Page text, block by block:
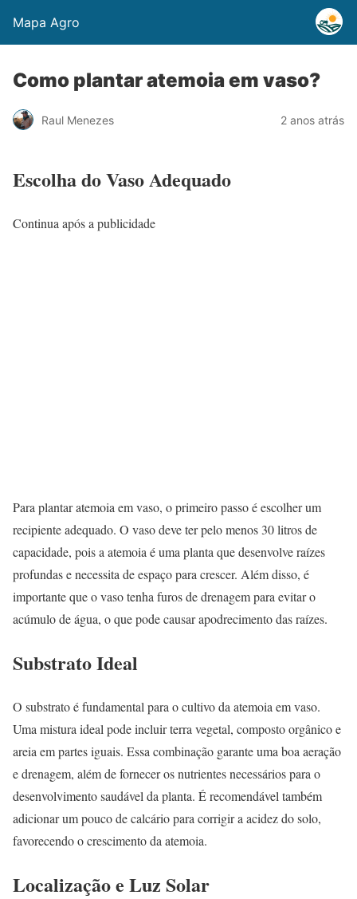
Mapa Agro
Como plantar atemoia em vaso?
Raul Menezes 2 anos atrás
Escolha do Vaso Adequado
Continua após a publicidade
Para plantar atemoia em vaso, o primeiro passo é escolher um
recipiente adequado. O vaso deve ter pelo menos 30 litros de
capacidade, pois a atemoia é uma planta que desenvolve raízes
profundas e necessita de espaço para crescer. Além disso, é
importante que o vaso tenha furos de drenagem para evitar o
acúmulo de água, o que pode causar apodrecimento das raízes.
Substrato Ideal
O substrato é fundamental para o cultivo da atemoia em vaso.
Uma mistura ideal pode incluir terra vegetal, composto orgânico e
areia em partes iguais. Essa combinação garante uma boa aeração
e drenagem, além de fornecer os nutrientes necessários para o
desenvolvimento saudável da planta. É recomendável também
adicionar um pouco de calcário para corrigir a acidez do solo,
favorecendo o crescimento da atemoia.
Localização e Luz Solar